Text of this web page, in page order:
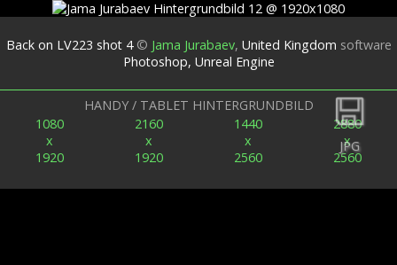
JPG
Back on LV223 shot 4© Jama Jurabaev, United Kingdom software
Photoshop, Unreal Engine
HANDY / TABLET HINTERGRUNDBILD
1080
x
1920
2160
x
1920
1440
x
2560
2880
x
2560